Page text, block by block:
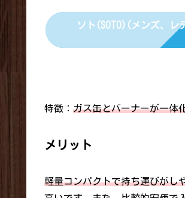
ソト(SOTO)(メンズ、
特徴： ガス缶とバーナーが一体
メリット
軽量コンパクトで持ち運びがし